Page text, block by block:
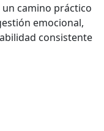
camino práctico
emocional,
consistente